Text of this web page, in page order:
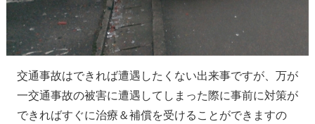
交通事故はできれば遭遇したくない出来事ですが、万が
一交通事故の被害に遭遇してしまった際に事前に対策が
できればすぐに治療＆補償を受けることができますの